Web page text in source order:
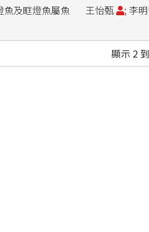
魚及眶燈魚屬魚
王怡甄 ; 李
顯示 2